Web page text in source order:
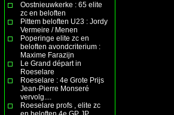
Oostnieuwkerke : 65 elite
zc en beloften
Pittem beloften U23 : Jordy
Vermeire / Menen
Poperinge elite zc en
beloften avondcriterium :
Maxime Farazijn
Le Grand départ in
Roeselare
Roeselare : 4e Grote Prijs
Jean-Pierre Monseré
vervolg....
Roeselare profs , elite zc